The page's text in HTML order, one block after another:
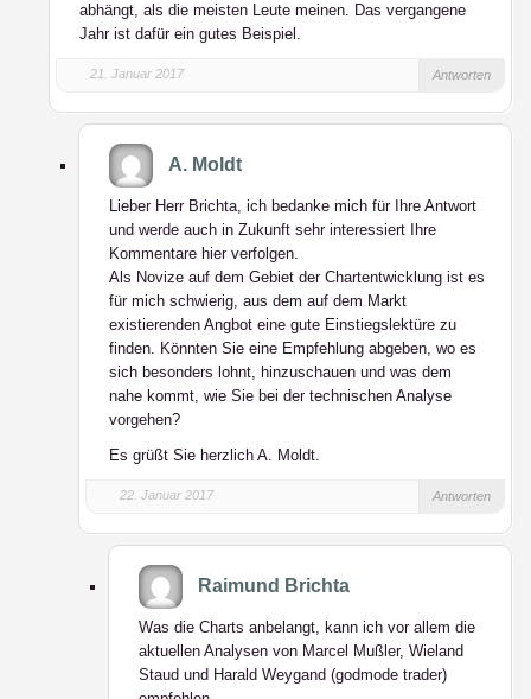
abhängt, als die meisten Leute meinen. Das vergangene
Jahr ist dafür ein gutes Beispiel.
21. Januar 2017 Antworten
A. Moldt
Lieber Herr Brichta, ich bedanke mich für Ihre Antwort
und werde auch in Zukunft sehr interessiert Ihre
Kommentare hier verfolgen.
Als Novize auf dem Gebiet der Chartentwicklung ist es
für mich schwierig, aus dem auf dem Markt
existierenden Angbot eine gute Einstiegslektüre zu
finden. Könnten Sie eine Empfehlung abgeben, wo es
sich besonders lohnt, hinzuschauen und was dem
nahe kommt, wie Sie bei der technischen Analyse
vorgehen?
Es grüßt Sie herzlich A. Moldt.
22. Januar 2017 Antworten
Raimund Brichta
Was die Charts anbelangt, kann ich vor allem die
aktuellen Analysen von Marcel Mußler, Wieland
Staud und Harald Weygand (godmode trader)